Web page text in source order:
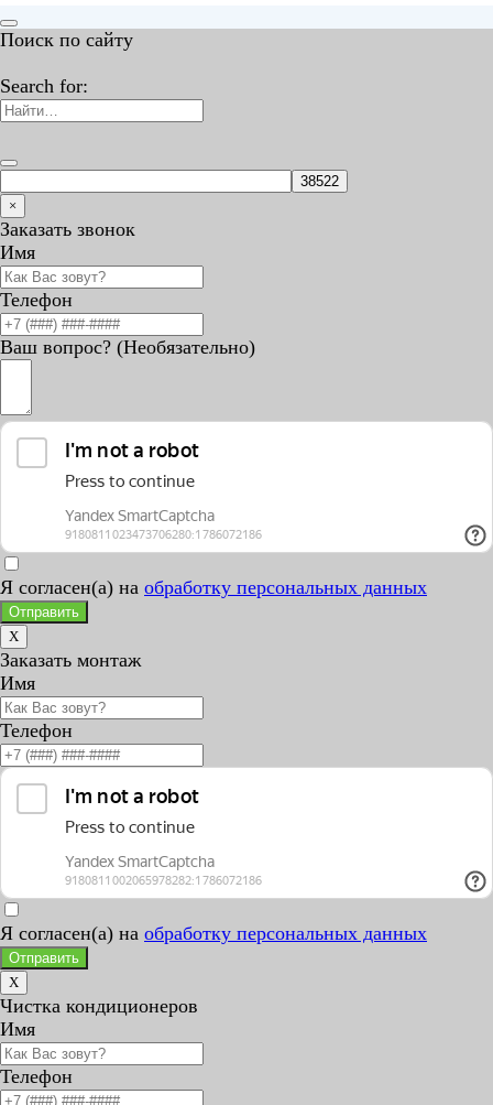
Поиск по сайту
Search for:
×
Заказать звонок
Имя
Телефон
Ваш вопрос? (Необязательно)
Я согласен(а) на обработку персональных данных
Отправить
X
Заказать монтаж
Имя
Телефон
Я согласен(а) на обработку персональных данных
Отправить
X
Чистка кондиционеров
Имя
Телефон